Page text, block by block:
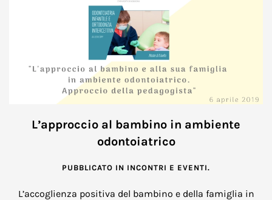
L’approccio al bambino in ambiente
odontoiatrico
PUBBLICATO IN INCONTRI E EVENTI.
L’accoglienza positiva del bambino e della famiglia in